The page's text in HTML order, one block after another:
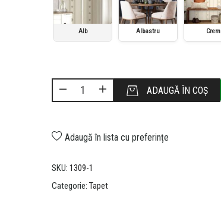
Alb Albastru Crem
ADAUGĂ ÎN COȘ
Adaugă în lista cu preferințe
SKU: 1309-1
Categorie: Tapet